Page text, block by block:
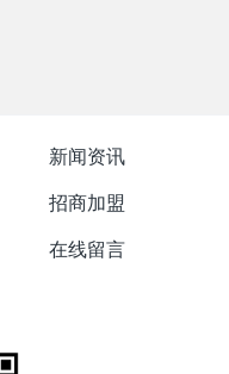
新闻资讯
招商加盟
在线留言